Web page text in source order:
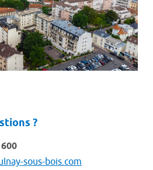
?
sous-bois.com